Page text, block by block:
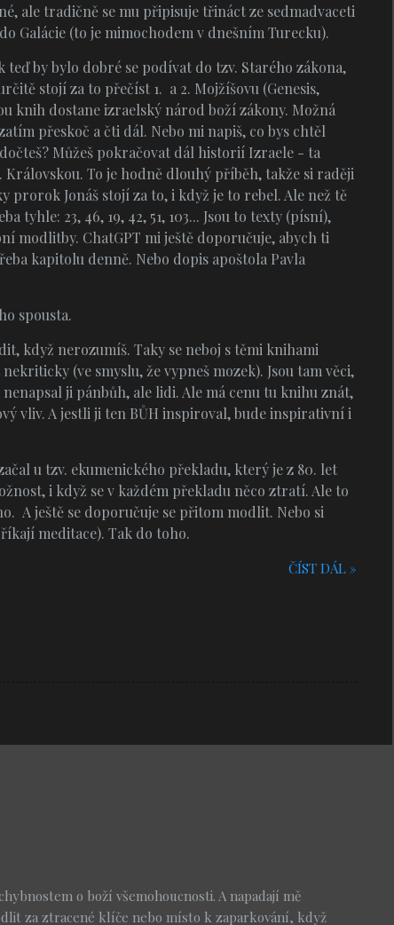
ale tradičně se mu připisuje třináct ze sedmadvaceti
Galácie (to je mimochodem v dnešním Turecku).
teď by bylo dobré se podívat do tzv. Starého zákona,
stojí za to přečíst 1. a 2. Mojžíšovu (Genesis,
knih dostane izraelský národ boží zákony. Možná
přeskoč a čti dál. Nebo mi napiš, co bys chtěl
Můžeš pokračovat dál historií Izraele - ta
To je hodně dlouhý příběh, takže si raději
Jonáš stojí za to, i když je to rebel. Ale než tě
tyhle: 23, 46, 19, 42, 51, 103... Jsou to texty (písní),
modlitby. ChatGPT mi ještě doporučuje, abych ti
kapitolu denně. Nebo dopis apoštola Pavla
spousta.
když nerozumíš. Taky se neboj s těmi knihami
(ve smyslu, že vypneš mozek). Jsou tam věci,
ji pánbůh, ale lidi. Ale má cenu tu knihu znát,
vliv. A jestli ji ten BŮH inspiroval, bude inspirativní i
u tzv. ekumenického překladu, který je z 80. let
i když se v každém překladu něco ztratí. Ale to
A ještě se doporučuje se přitom modlit. Nebo si
meditace). Tak do toho.
ČÍST DÁL »
o boží všemohoucnosti. A napadají mě
za ztracené klíče nebo místo k zaparkování, když